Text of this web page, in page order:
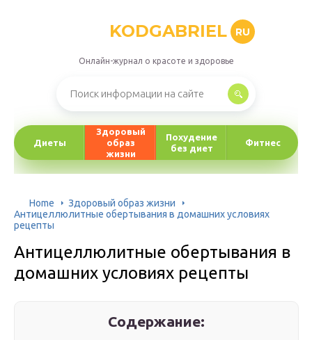
KODGABRIEL RU
Онлайн-журнал о красоте и здоровье
Диеты
Здоровый
образ
жизни
Похудение
без диет
Фитнес
Home
Здоровый образ жизни
Антицеллюлитные обертывания в домашних условиях
рецепты
Антицеллюлитные обертывания в
домашних условиях рецепты
Содержание: